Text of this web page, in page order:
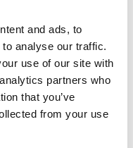
and ads, to
analyse our traffic.
use of our site with
partners who
that you’ve
from your use
παιχνίδια και για
simulations,
ταινιών,
κα. Το μάθημα αυτό
σε ένα 3D παιχνίδι
οι χαρακτήρες του
χωρίς βοήθεια